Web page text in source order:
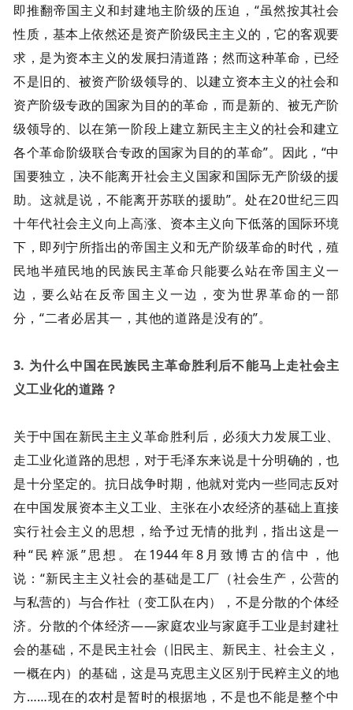
即推翻帝国主义和封建地主阶级的压迫，“虽然按其社会
性质，基本上依然还是资产阶级民主主义的，它的客观要
求，是为资本主义的发展扫清道路；然而这种革命，已经
不是旧的、被资产阶级领导的、以建立资本主义的社会和
资产阶级专政的国家为目的的革命，而是新的、被无产阶
级领导的、以在第一阶段上建立新民主主义的社会和建立
各个革命阶级联合专政的国家为目的的革命”。因此，“中
国要独立，决不能离开社会主义国家和国际无产阶级的援
助。这就是说，不能离开苏联的援助”。处在20世纪三四
十年代社会主义向上高涨、资本主义向下低落的国际环境
下，即列宁所指出的帝国主义和无产阶级革命的时代，殖
民地半殖民地的民族民主革命只能要么站在帝国主义一
边，要么站在反帝国主义一边，变为世界革命的一部
分，“二者必居其一，其他的道路是没有的”。
3. 为什么中国在民族民主革命胜利后不能马上走社会主
义工业化的道路？
关于中国在新民主主义革命胜利后，必须大力发展工业、
走工业化道路的思想，对于毛泽东来说是十分明确的，也
是十分坚定的。抗日战争时期，他就对党内一些同志反对
在中国发展资本主义工业、主张在小农经济的基础上直接
实行社会主义的思想，给予过无情的批判，指出这是一
种“民粹派”思想。在1944年8月致博古的信中，他
说：“新民主主义社会的基础是工厂（社会生产，公营的
与私营的）与合作社（变工队在内），不是分散的个体经
济。分散的个体经济——家庭农业与家庭手工业是封建社
会的基础，不是民主社会（旧民主、新民主、社会主义，
一概在内）的基础，这是马克思主义区别于民粹主义的地
方……现在的农村是暂时的根据地，不是也不能是整个中